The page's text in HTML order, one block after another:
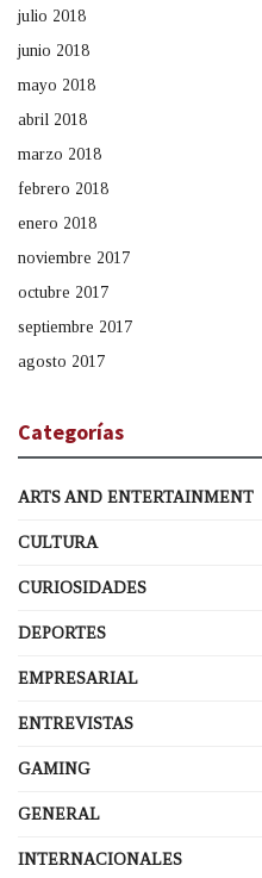
julio 2018
junio 2018
mayo 2018
abril 2018
marzo 2018
febrero 2018
enero 2018
noviembre 2017
octubre 2017
septiembre 2017
agosto 2017
Categorías
ARTS AND ENTERTAINMENT
CULTURA
CURIOSIDADES
DEPORTES
EMPRESARIAL
ENTREVISTAS
GAMING
GENERAL
INTERNACIONALES